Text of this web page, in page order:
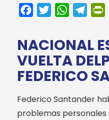
FacebookTwitterWhatsApp
NACIONAL
VUELTA
FEDERICO
Federico Santander
problemas personales